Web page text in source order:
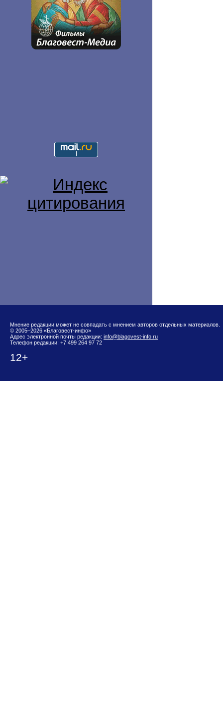
Мнение редакции может не совпадать с мнением авторов отдельных материалов.
© 2005–2026 «Благовест-инфо»
Адрес электронной почты редакции: info@blagovest-info.ru
Телефон редакции: +7 499 264 97 72
12+